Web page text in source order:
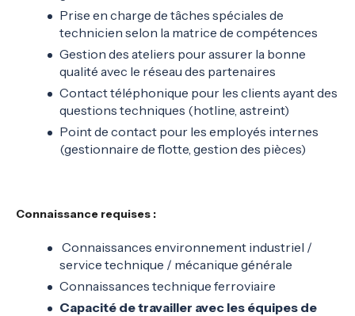
Prise en charge de tâches spéciales de
technicien selon la matrice de compétences
Gestion des ateliers pour assurer la bonne
qualité avec le réseau des partenaires
Contact téléphonique pour les clients ayant des
questions techniques (hotline, astreint)
Point de contact pour les employés internes
(gestionnaire de flotte, gestion des pièces)
Connaissance requises :
Connaissances environnement industriel /
service technique / mécanique générale
Connaissances technique ferroviaire
Capacité de travailler avec les équipes de